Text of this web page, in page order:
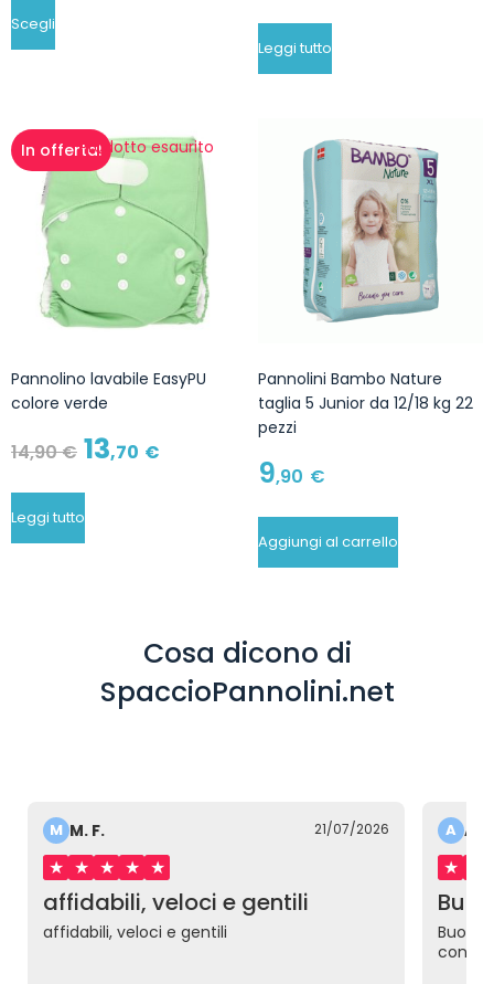
Scegli
Leggi tutto
In offerta!Prodotto esaurito
Pannolino lavabile EasyPU
colore verde
14,90€ 13,70 €
Leggi tutto
Pannolini Bambo Nature
taglia 5 Junior da 12/18 kg 22
pezzi
9,90 €
Aggiungi al carrello
Cosa dicono di
SpaccioPannolini.net
M M. F. 21/07/2026
★ ★ ★ ★ ★
affidabili, veloci e gentili
affidabili, veloci e gentili
A
★
Buona